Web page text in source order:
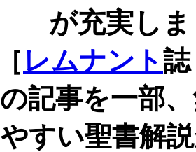
が充実し
［ レムナント
の記事を一部
やすい聖書解